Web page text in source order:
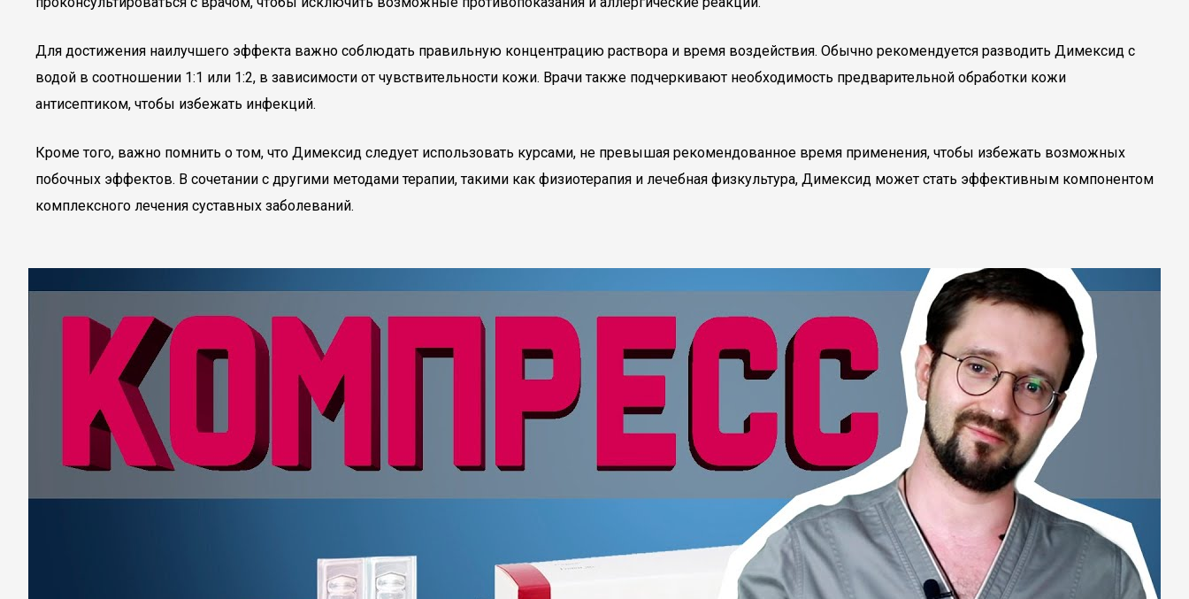
Для достижения наилучшего эффекта важно соблюдать правильную концентрацию раствора и время воздействия. Обычно рекомендуется разводить Димексид с
водой в соотношении 1:1 или 1:2, в зависимости от чувствительности кожи. Врачи также подчеркивают необходимость предварительной обработки кожи
антисептиком, чтобы избежать инфекций.
Кроме того, важно помнить о том, что Димексид следует использовать курсами, не превышая рекомендованное время применения, чтобы избежать возможных
побочных эффектов. В сочетании с другими методами терапии, такими как физиотерапия и лечебная физкультура, Димексид может стать эффективным компонентом
комплексного лечения суставных заболеваний.